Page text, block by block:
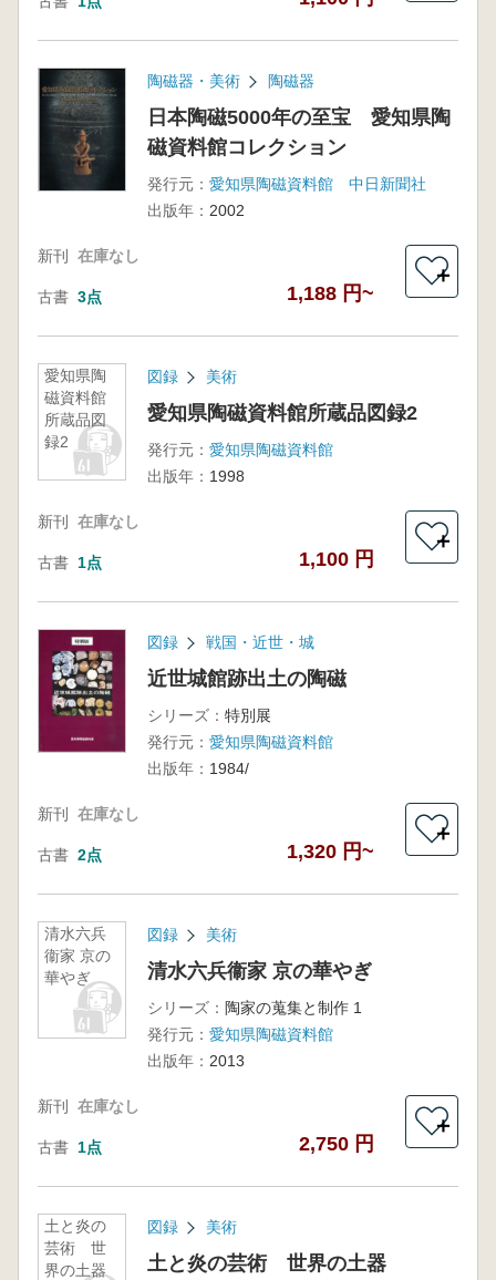
陶磁器・美術 陶磁器
日本陶磁5000年の至宝 愛知県陶
磁資料館コレクション
発行元： 愛知県陶磁資料館 中日新聞社
出版年： 2002
新刊 在庫なし
古書 3点 1,188 円~
＋
愛知県陶
磁資料館
所蔵品図
録2
図録 美術
愛知県陶磁資料館所蔵品図録2
発行元： 愛知県陶磁資料館
出版年： 1998
新刊 在庫なし
古書 1点 1,100 円
＋
図録 戦国・近世・城
近世城館跡出土の陶磁
シリーズ： 特別展
発行元： 愛知県陶磁資料館
出版年： 1984/
新刊 在庫なし
古書 2点 1,320 円~
＋
清水六兵
衞家 京の
華やぎ
図録 美術
清水六兵衞家 京の華やぎ
シリーズ： 陶家の蒐集と制作 1
発行元： 愛知県陶磁資料館
出版年： 2013
新刊 在庫なし
古書 1点 2,750 円
＋
土と炎の
芸術 世
界の土器
図録 美術
土と炎の芸術 世界の土器